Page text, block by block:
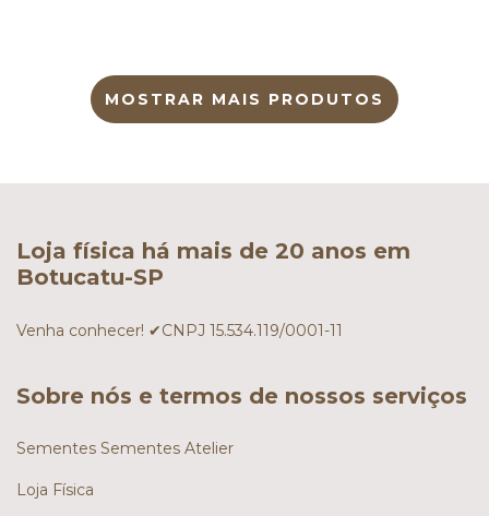
MOSTRAR MAIS PRODUTOS
Loja física há mais de 20 anos em
Botucatu-SP
Venha conhecer! ✔CNPJ 15.534.119/0001-11
Sobre nós e termos de nossos serviços
Sementes Sementes Atelier
Loja Física